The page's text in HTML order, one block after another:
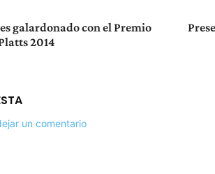
galardonado con el Premio
2014
un comentario